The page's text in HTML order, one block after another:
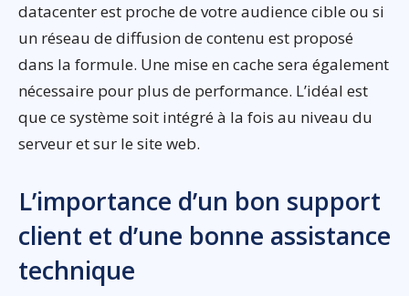
datacenter est proche de votre audience cible ou si
un réseau de diffusion de contenu est proposé
dans la formule. Une mise en cache sera également
nécessaire pour plus de performance. L’idéal est
que ce système soit intégré à la fois au niveau du
serveur et sur le site web.
L’importance d’un bon support
client et d’une bonne assistance
technique